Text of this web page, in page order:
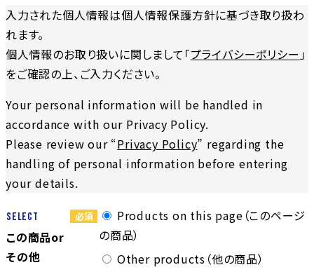
入力された個人情報は個人情報保護方針に基づき取り扱わ
れます。
個人情報のお取り扱いに関しまして「プライバシーポリシー 」
をご確認の上、ご入力ください。
Your personal information will be handled in
accordance with our Privacy Policy.
Please review our “Privacy Policy” regarding the
handling of personal information before entering
your details.
Select
この商品or
その他
Products on this page（このページ
の商品）
Other products（他の商品）